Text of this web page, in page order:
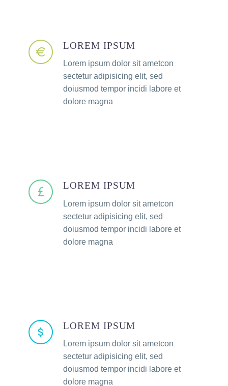
LOREM IPSUM
Lorem ipsum dolor sit ametcon
sectetur adipisicing elit, sed
doiusmod tempor incidi labore et
dolore magna
LOREM IPSUM
Lorem ipsum dolor sit ametcon
sectetur adipisicing elit, sed
doiusmod tempor incidi labore et
dolore magna
LOREM IPSUM
Lorem ipsum dolor sit ametcon
sectetur adipisicing elit, sed
doiusmod tempor incidi labore et
dolore magna